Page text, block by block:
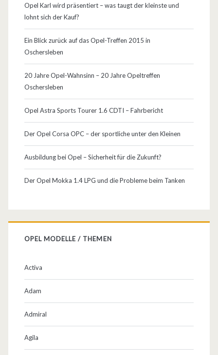
Opel Karl wird präsentiert – was taugt der kleinste und
lohnt sich der Kauf?
Ein Blick zurück auf das Opel-Treffen 2015 in
Oschersleben
20 Jahre Opel-Wahnsinn – 20 Jahre Opeltreffen
Oschersleben
Opel Astra Sports Tourer 1.6 CDTI – Fahrbericht
Der Opel Corsa OPC – der sportliche unter den Kleinen
Ausbildung bei Opel – Sicherheit für die Zukunft?
Der Opel Mokka 1.4 LPG und die Probleme beim Tanken
OPEL MODELLE / THEMEN
Activa
Adam
Admiral
Agila